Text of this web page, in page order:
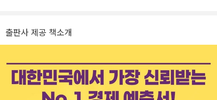
노 사피엔스》 등이 있다.
출판사 제공 책소개